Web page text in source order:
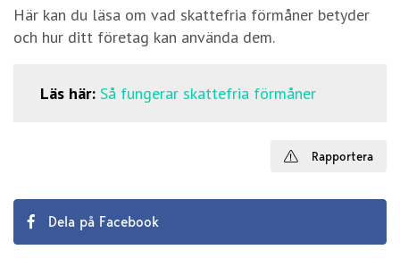
Dela på Facebook
Här kan du läsa om vad skattefria förmåner betyder
och hur ditt företag kan använda dem.
Läs här: Så fungerar skattefria förmåner
Rapportera